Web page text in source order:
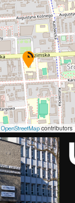
OpenStreetMap contributors